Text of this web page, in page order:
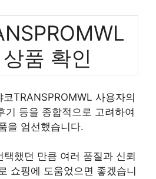
품 확인
TRANSPROMWL 사용자의
기 등을 종합적으로 고려하여
을 엄선했습니다.
했던 만큼 여러 품질과 신뢰
쇼핑에 도움었으면 좋겠습니